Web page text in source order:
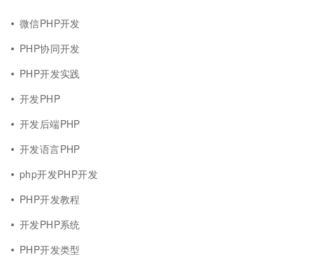
微信PHP开发
PHP协同开发
PHP开发实践
开发PHP
开发后端PHP
开发语言PHP
php开发PHP开发
PHP开发教程
开发PHP系统
PHP开发类型